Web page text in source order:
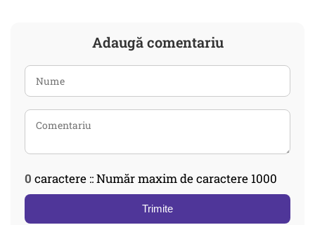
Adaugă comentariu
0 caractere :: Număr maxim de caractere 1000
Trimite